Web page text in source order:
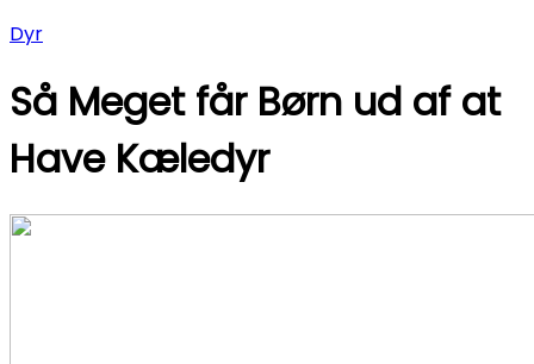
Dyr
Så Meget får Børn ud af at
Have Kæledyr